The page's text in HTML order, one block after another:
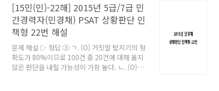
채) PSAT 상황판단 인책형 23번 해설 문제 해설
▷ 정답 ③ ①. (X) 대도시의 관중수는 30,000 *
0.6 = 18,000명이다. 중소도시의 관중수는
20,000 * 0.7 = 14,000명이다. 따라서 1일 최대
관중수는 대도시에서만 5경기가 열릴 때이고, 그
때의 관 topgemstone.co.kr
[15민(인)-22해] 2015년 5급/7급 민
간경력자(민경채) PSAT 상황판단 인
책형 22번 해설
문제 해설 ▷ 정답 ③ ㄱ. (O) 거짓말 탐지기의 정
확도가 80%이므로 100건 중 20건에 대해 옳지
않은 판단을 내릴 가능성이 가장 높다. ㄴ. (O)